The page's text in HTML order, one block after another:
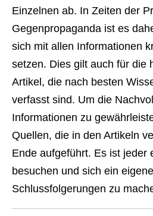
Einzelnen ab. In Zeiten der
Gegenpropaganda ist es
sich mit allen Informationen
setzen. Dies gilt auch für die
Artikel, die nach besten
verfasst sind. Um die
Informationen zu
Quellen, die in den Artikeln
Ende aufgeführt. Es ist jeder
besuchen und sich ein
Schlussfolgerungen zu